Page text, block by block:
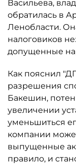
Васильева,
обратилась в
Ленобласти.
налоговиков
допущенные
Как пояснил
разрешения
Бакешин,
увеличении
уменьшиться
компании
выпущенные
правило, и